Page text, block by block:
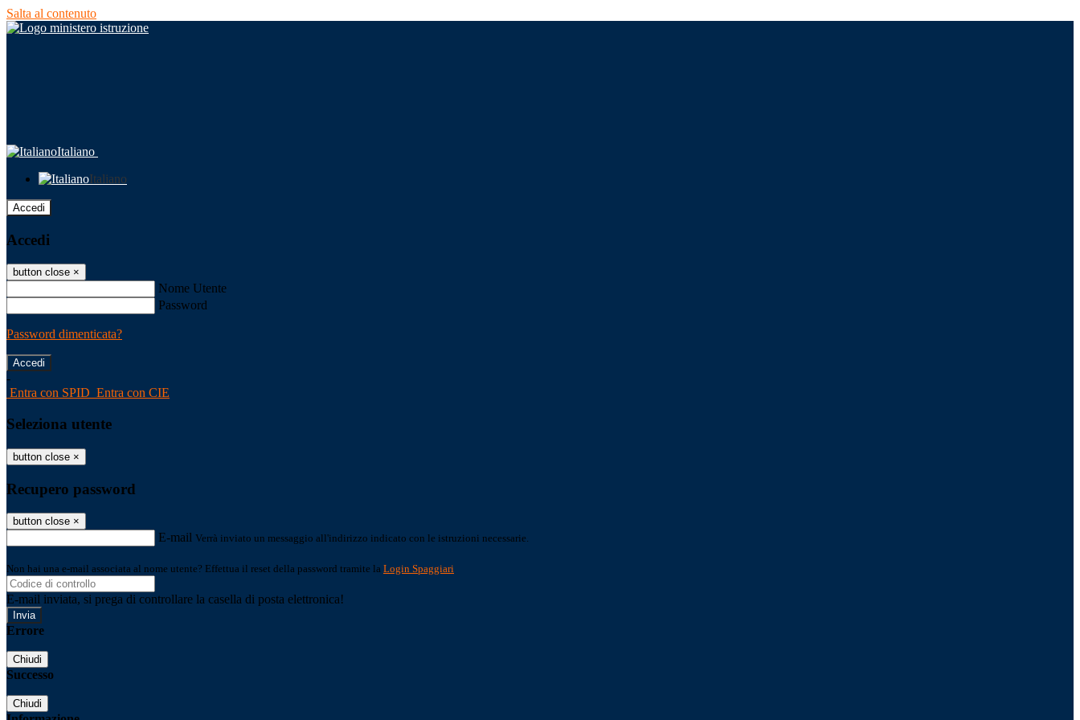
Salta al contenuto
Italiano
Italiano
Accedi
Accedi
button close ×
Nome Utente
Password
Password dimenticata?
-
Entra con SPID Entra con CIE
Seleziona utente
button close ×
Recupero password
button close ×
E-mail Verrà inviato un messaggio all'indirizzo indicato con le istruzioni necessarie.
Non hai una e-mail associata al nome utente? Effettua il reset della password tramite la Login Spaggiari
E-mail inviata, si prega di controllare la casella di posta elettronica!
Errore
Chiudi
Successo
Chiudi